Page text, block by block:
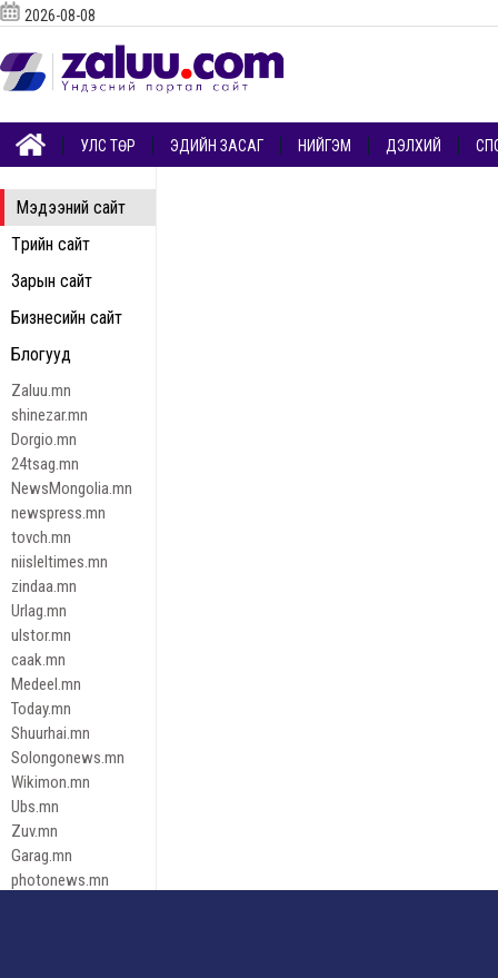
Мэдээний сайт
Төрийн сайт
Зарын сайт
Бизнесийн сайт
Блогууд
Zaluu.mn
shinezar.mn
Dorgio.mn
24tsag.mn
NewsMongolia.mn
newspress.mn
tovch.mn
niisleltimes.mn
zindaa.mn
Urlag.mn
ulstor.mn
caak.mn
Medeel.mn
Today.mn
Shuurhai.mn
Solongonews.mn
Wikimon.mn
Ubs.mn
Zuv.mn
Garag.mn
photonews.mn
2026-08-08
УЛС ТӨР ЭДИЙН ЗАСАГ НИЙГЭМ ДЭЛХИЙ